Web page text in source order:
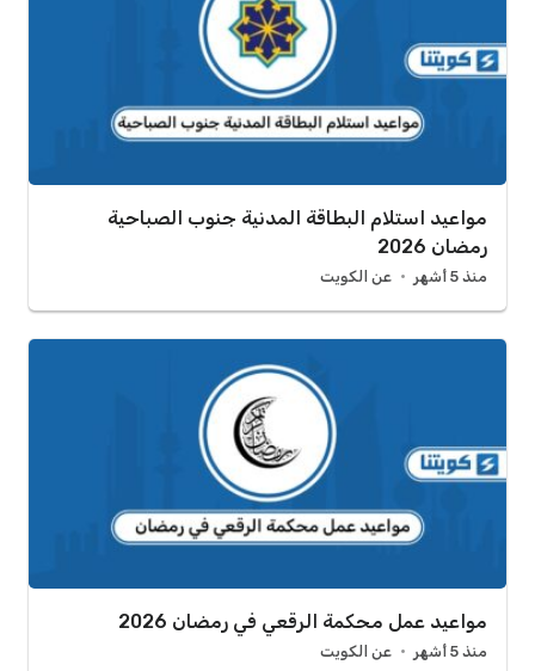
مواعيد استلام البطاقة المدنية جنوب الصباحية
رمضان 2026
منذ 5 أشهر عن الكويت
مواعيد عمل محكمة الرقعي في رمضان 2026
منذ 5 أشهر عن الكويت